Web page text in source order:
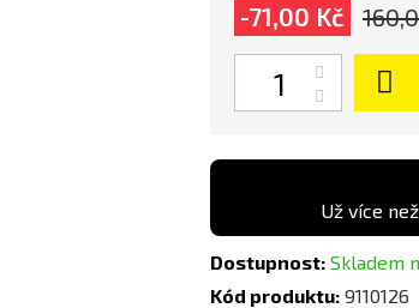
-71,00 Kč
Už více
Dostupnost: Skladem
Kód produktu: 9110126